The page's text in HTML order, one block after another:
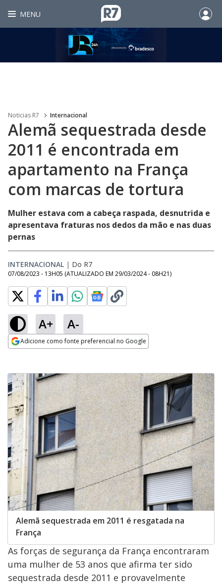
MENU
Noticias R7 Internacional
Alemã sequestrada desde
2011 é encontrada em
apartamento na França
com marcas de tortura
Mulher estava com a cabeça raspada, desnutrida e
apresentava fraturas nos dedos da mão e nas duas
pernas
INTERNACIONAL | Do R7
07/08/2023 - 13H05 (ATUALIZADO EM 29/03/2024 - 08H21)
A+ A-
Adicione como fonte preferencial no Google
Alemã sequestrada em 2011 é resgatada na
França
As forças de segurança da França encontraram
uma mulher de 53 anos que afirma ter sido
sequestrada desde 2011 e provavelmente